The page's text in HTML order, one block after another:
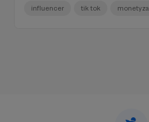
monetyzacji, czyli zamianie
pieniadze oraz o tym, czy
influencer tik tok